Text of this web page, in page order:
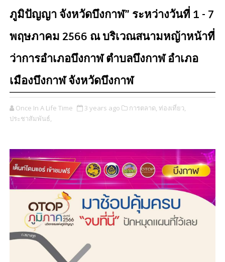
ภูมิปัญญา จังหวัดบึงกาฬ” ระหว่างวันที่ 1 - 7
พฤษภาคม 2566 ณ บริเวณสนามหญ้าหน้าที่
ว่าการอำเภอบึงกาฬ ตำบลบึงกาฬ อำเภอ
เมืองบึงกาฬ จังหวัดบึงกาฬ
Once In A Life Time 3 years ago การตลาด, ท่องเที่ยว,
ประชาสัมพันธ์,